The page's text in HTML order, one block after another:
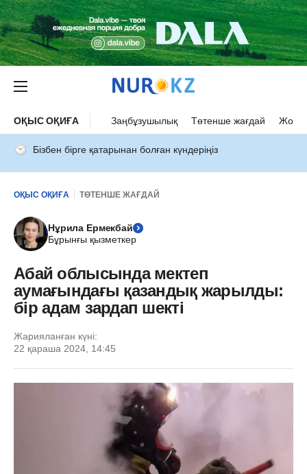
ОҚЫС ОҚИҒА Заңбұзушылық Төтенше жағдай Жол
Бізбен бірге қатарынан болған күндеріңіз
ОҚЫС ОҚИҒА ТӨТЕНШЕ ЖАҒДАЙ
Нұрила Ермекбай
Бұрынғы қызметкер
Абай облысында мектеп
аумағындағы қазандық жарылды:
бір адам зардап шекті
Жарияланған күні:
22 қараша 2024, 14:45